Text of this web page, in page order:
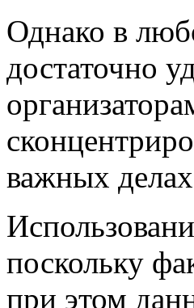
Однако в
достаточно
важных
поскольку
при этом